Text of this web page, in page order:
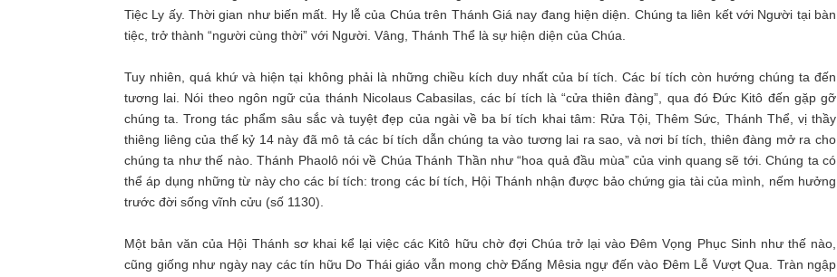
Tiệc Ly ấy. Thời gian như biến mất. Hy lễ của Chúa trên Thánh Giá nay đang hiện diện. Chúng ta liên kết với Người tại bàn
tiệc, trở thành “người cùng thời” với Người. Vâng, Thánh Thể là sự hiện diện của Chúa.
Tuy nhiên, quá khứ và hiện tại không phải là những chiều kích duy nhất của bí tích. Các bí tích còn hướng chúng ta đến
tương lai. Nói theo ngôn ngữ của thánh Nicolaus Cabasilas, các bí tích là “cửa thiên đàng”, qua đó Đức Kitô đến gặp gỡ
chúng ta. Trong tác phẩm sâu sắc và tuyệt đẹp của ngài về ba bí tích khai tâm: Rửa Tội, Thêm Sức, Thánh Thể, vị thầy
thiêng liêng của thế kỷ 14 này đã mô tả các bí tích dẫn chúng ta vào tương lai ra sao, và nơi bí tích, thiên đàng mở ra cho
chúng ta như thế nào. Thánh Phaolô nói về Chúa Thánh Thần như “hoa quả đầu mùa” của vinh quang sẽ tới. Chúng ta có
thể áp dụng những từ này cho các bí tích: trong các bí tích, Hội Thánh nhận được bảo chứng gia tài của mình, nếm hưởng
trước đời sống vĩnh cửu (số 1130).
Một bản văn của Hội Thánh sơ khai kể lại việc các Kitô hữu chờ đợi Chúa trở lại vào Đêm Vọng Phục Sinh như thế nào,
cũng giống như ngày nay các tín hữu Do Thái giáo vẫn mong chờ Đấng Mêsia ngự đến vào Đêm Lễ Vượt Qua. Tràn ngập